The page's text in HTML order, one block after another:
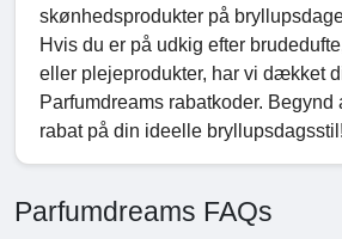
skønhedsprodukter på
Hvis du er på udkig efter
eller plejeprodukter, har vi dækket
Parfumdreams rabatkoder. Begynd
rabat på din ideelle bryllupsdagsstil!
Parfumdreams FAQs